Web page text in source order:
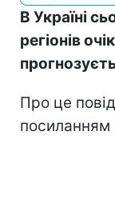
В Україні
регіонів
Про це
посиланням